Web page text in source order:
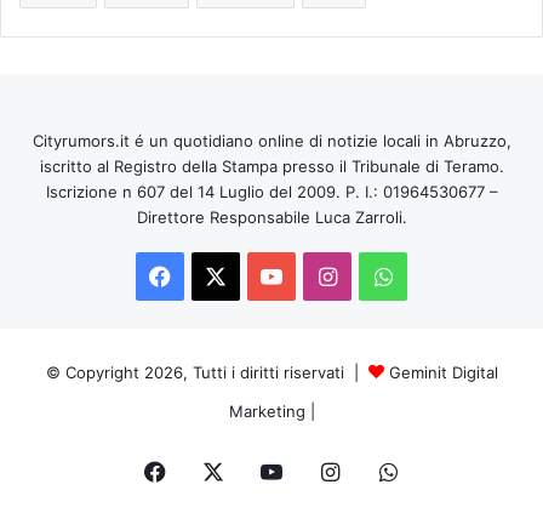
Cityrumors.it é un quotidiano online di notizie locali in Abruzzo,
iscritto al Registro della Stampa presso il Tribunale di Teramo.
Iscrizione n 607 del 14 Luglio del 2009. P. I.: 01964530677 –
Direttore Responsabile Luca Zarroli.
Facebook
You InstagramWhatsApp
© Copyright 2026, Tutti i diritti riservati |
Geminit Digital
Marketing
Facebook InstagramWhatsApp